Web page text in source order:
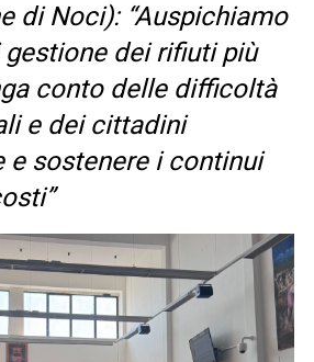
di Noci): “Auspichiamo
dei rifiuti più
conto delle difficoltà
e dei cittadini
e sostenere i continui